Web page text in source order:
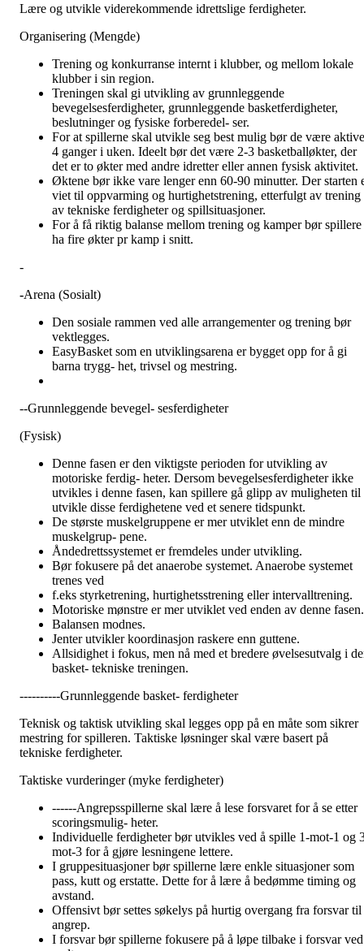
Lære og utvikle viderekommende idrettslige ferdigheter.
Organisering (Mengde)
Trening og konkurranse internt i klubber, og mellom lokale
klubber i sin region.
Treningen skal gi utvikling av grunnleggende
bevegelsesferdigheter, grunnleggende basketferdigheter,
beslutninger og fysiske forberedel- ser.
For at spillerne skal utvikle seg best mulig bør de være aktive
4 ganger i uken. Ideelt bør det være 2-3 basketballøkter, der
det er to økter med andre idretter eller annen fysisk aktivitet.
Øktene bør ikke vare lenger enn 60-90 minutter. Der starten
viet til oppvarming og hurtighetstrening, etterfulgt av trening
av tekniske ferdigheter og spillsituasjoner.
For å få riktig balanse mellom trening og kamper bør spillere
ha fire økter pr kamp i snitt.
-
-Arena (Sosialt)
Den sosiale rammen ved alle arrangementer og trening bør
vektlegges.
EasyBasket som en utviklingsarena er bygget opp for å gi
barna trygg- het, trivsel og mestring.
--Grunnleggende bevegel- sesferdigheter
(Fysisk)
Denne fasen er den viktigste perioden for utvikling av
motoriske ferdig- heter. Dersom bevegelsesferdigheter ikke
utvikles i denne fasen, kan spillere gå glipp av muligheten til
utvikle disse ferdighetene ved et senere tidspunkt.
De største muskelgruppene er mer utviklet enn de mindre
muskelgrup- pene.
Åndedrettssystemet er fremdeles under utvikling.
Bør fokusere på det anaerobe systemet. Anaerobe systemet
trenes ved
f.eks styrketrening, hurtighetsstrening eller intervalltrening.
Motoriske mønstre er mer utviklet ved enden av denne fasen.
Balansen modnes.
Jenter utvikler koordinasjon raskere enn guttene.
Allsidighet i fokus, men nå med et bredere øvelsesutvalg i
basket- tekniske treningen.
----------Grunnleggende basket- ferdigheter
Teknisk og taktisk utvikling skal legges opp på en måte som sikrer
mestring for spilleren. Taktiske løsninger skal være basert på
tekniske ferdigheter.
Taktiske vurderinger (myke ferdigheter)
------Angrepsspillerne skal lære å lese forsvaret for å se etter
scoringsmulig- heter.
Individuelle ferdigheter bør utvikles ved å spille 1-mot-1 og
mot-3 for å gjøre lesningene lettere.
I gruppesituasjoner bør spillerne lære enkle situasjoner som
pass, kutt og erstatte. Dette for å lære å bedømme timing og
avstand.
Offensivt bør settes søkelys på hurtig overgang fra forsvar til
angrep.
I forsvar bør spillerne fokusere på å løpe tilbake i forsvar ved